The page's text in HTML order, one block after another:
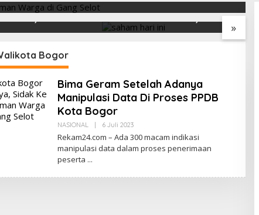
»
Ini Menguat
& TIFA Melejit
Cuan &
31 Juli
0,63%! Astra Internasional
Melonjak 3%, Saham DEWA
Bogor
Bima Geram Setelah Adanya
Manipulasi Data Di Proses PPDB
Kota Bogor
NASIONAL 6 Juli 2023Oleh
Rekam24.com – Ada 300 macam indikasi
manipulasi data dalam proses penerimaan
peserta